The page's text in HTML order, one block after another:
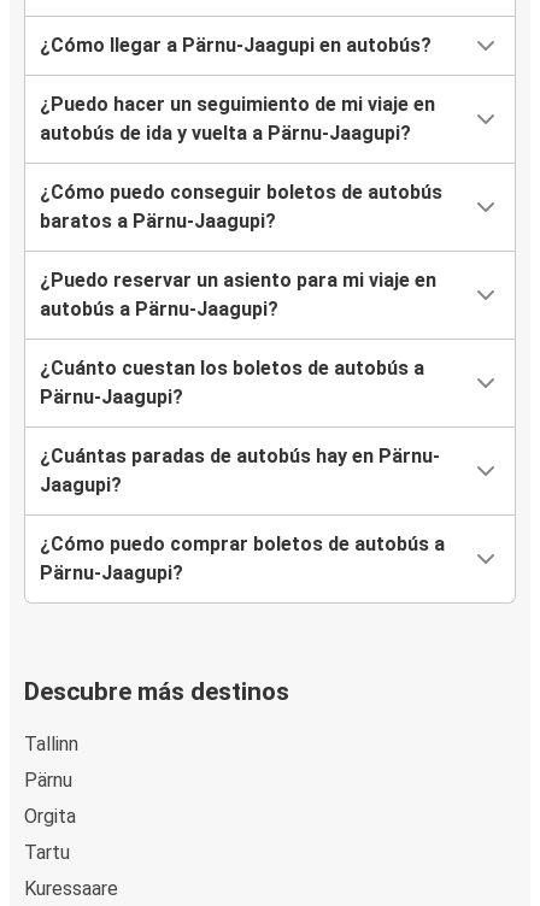
¿Cómo llegar a Pärnu-Jaagupi en autobús?
¿Puedo hacer un seguimiento de mi viaje en
autobús de ida y vuelta a Pärnu-Jaagupi?
¿Cómo puedo conseguir boletos de autobús
baratos a Pärnu-Jaagupi?
¿Puedo reservar un asiento para mi viaje en
autobús a Pärnu-Jaagupi?
¿Cuánto cuestan los boletos de autobús a
Pärnu-Jaagupi?
¿Cuántas paradas de autobús hay en Pärnu-
Jaagupi?
¿Cómo puedo comprar boletos de autobús a
Pärnu-Jaagupi?
Descubre más destinos
Tallinn
Pärnu
Orgita
Tartu
Kuressaare